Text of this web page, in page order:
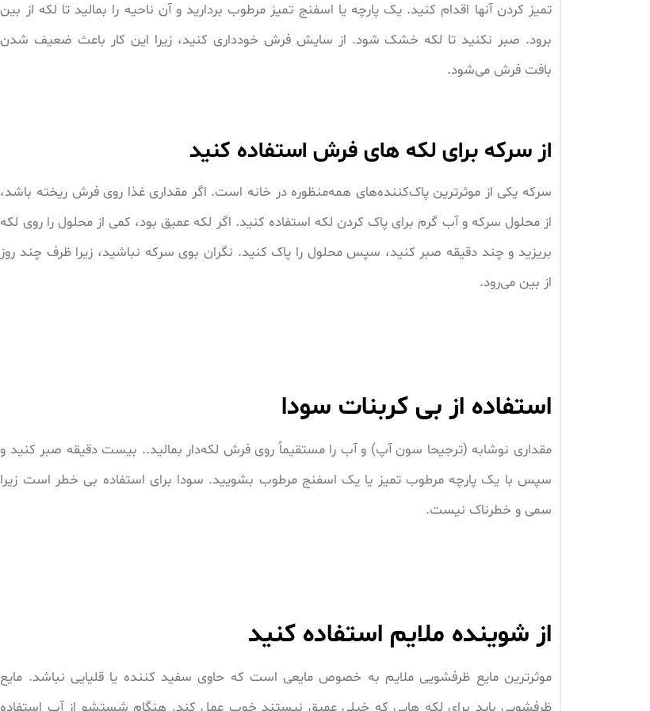
تمیز کردن آنها اقدام کنید. یک پارچه یا اسفنج تمیز مرطوب بردارید و آن ناحیه را بمالید تا لکه از بین
برود. صبر نکنید تا لکه خشک شود. از سایش فرش خودداری کنید، زیرا این کار باعث ضعیف شدن
بافت فرش می‌شود.
از سرکه برای لکه های فرش استفاده کنید
سرکه یکی از موثرترین پاک‌کننده‌های همه‌منظوره در خانه است. اگر مقداری غذا روی فرش ریخته باشد،
از محلول سرکه و آب گرم برای پاک کردن لکه استفاده کنید. اگر لکه عمیق بود، کمی از محلول را روی لکه
بریزید و چند دقیقه صبر کنید، سپس محلول را پاک کنید. نگران بوی سرکه نباشید، زیرا ظرف چند روز
از بین می‌رود.
استفاده از بی کربنات سودا
مقداری نوشابه (ترجیحا سون آپ) و آب را مستقیماً روی فرش لکه‌دار بمالید.. بیست دقیقه صبر کنید و
سپس با یک پارچه مرطوب تمیز یا یک اسفنج مرطوب بشویید. سودا برای استفاده بی خطر است زیرا
سمی و خطرناک نیست.
از شوینده ملایم استفاده کنید
موثرترین مایع ظرفشویی ملایم به خصوص مایعی است که حاوی سفید کننده یا قلیایی نباشد. مایع